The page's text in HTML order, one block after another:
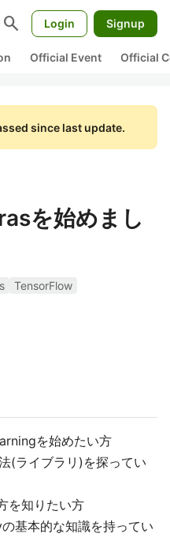
search Login Signup
Official Event Official
since last update.
を始めまし
TensorFlow
を始めたい方
ライブラリ)を探ってい
を知りたい方
基本的な知識を持ってい